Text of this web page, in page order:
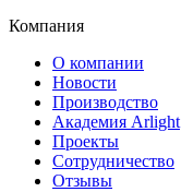
Компания
О компании
Новости
Производство
Академия Arlight
Проекты
Сотрудничество
Отзывы